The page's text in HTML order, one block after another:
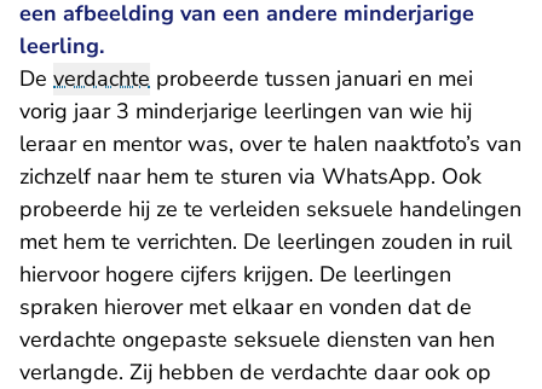
een afbeelding van een andere minderjarige
leerling.
De verdachte probeerde tussen januari en mei
vorig jaar 3 minderjarige leerlingen van wie hij
leraar en mentor was, over te halen naaktfoto’s van
zichzelf naar hem te sturen via WhatsApp. Ook
probeerde hij ze te verleiden seksuele handelingen
met hem te verrichten. De leerlingen zouden in ruil
hiervoor hogere cijfers krijgen. De leerlingen
spraken hierover met elkaar en vonden dat de
verdachte ongepaste seksuele diensten van hen
verlangde. Zij hebben de verdachte daar ook op